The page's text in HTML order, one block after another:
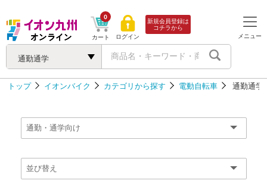
通勤通学
カート
0
ログイン
新規会員登録は
コチラから
メニュー
トップ イオンバイク カテゴリから探す 電動自転車 通勤通学